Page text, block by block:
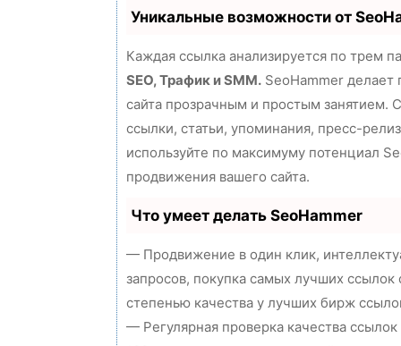
Уникальные возможности от
Каждая ссылка анализируется по трем
SEO, Трафик и SMM. SeoHammer
сайта прозрачным и простым занятием.
ссылки, статьи, упоминания, пресс-
используйте по максимуму потенциал
продвижения вашего сайта.
Что умеет делать SeoHammer
— Продвижение в один клик,
запросов, покупка самых лучших ссылок
степенью качества у лучших бирж
— Регулярная проверка качества